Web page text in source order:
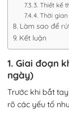
3. Thiết kế
4. Thời
Làm sao để
Kết luận
1. Giai đoạn
ngày)
Trước khi bắt
rõ các yếu tố